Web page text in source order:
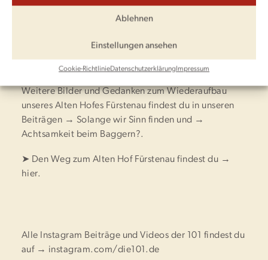
Ablehnen
Einstellungen ansehen
Cookie-RichtlinieDatenschutzerklärungImpressum
aufgeben wollten.
Von Herzen DANKE an alle, die ermöglichten, was
Alten Hofes Fürstenau zu einer
Weitere Bilder und Gedanken zum Wiederaufbau
unseres Alten Hofes Fürstenau findest du in unseren
Beiträgen → Solange wir Sinn finden und →
Achtsamkeit beim Baggern?.
➤ Den Weg zum Alten Hof Fürstenau findest du →
hier.
Alle Instagram Beiträge und Videos der 101 findest du
auf → instagram.com/die101.de